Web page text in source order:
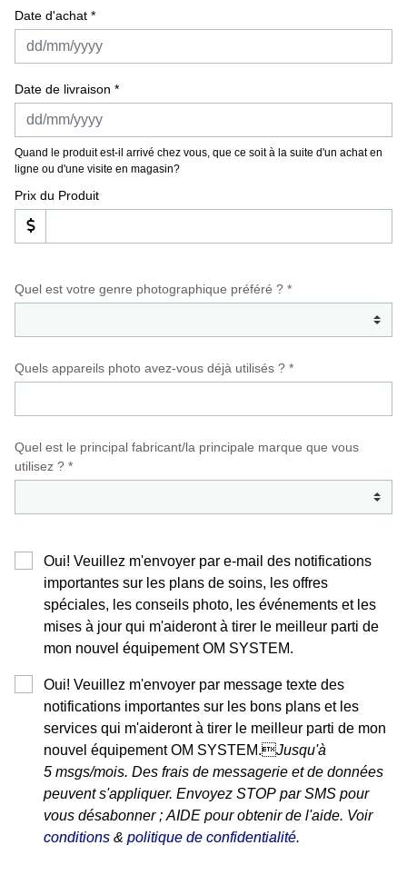
Date d'achat *
Date de livraison *
Quand le produit est-il arrivé chez vous, que ce soit à la suite d'un achat en
ligne ou d'une visite en magasin?
Prix du Produit
Quel est votre genre photographique préféré ? *
Quels appareils photo avez-vous déjà utilisés ? *
Quel est le principal fabricant/la principale marque que vous
utilisez ? *
Oui! Veuillez m'envoyer par e-mail des notifications
importantes sur les plans de soins, les offres
spéciales, les conseils photo, les événements et les
mises à jour qui m'aideront à tirer le meilleur parti de
mon nouvel équipement OM SYSTEM.
Oui! Veuillez m'envoyer par message texte des
notifications importantes sur les bons plans et les
services qui m'aideront à tirer le meilleur parti de mon
nouvel équipement OM SYSTEM.Jusqu'à
5 msgs/mois. Des frais de messagerie et de données
peuvent s'appliquer. Envoyez STOP par SMS pour
vous désabonner ; AIDE pour obtenir de l'aide. Voir
conditions(opens in a new tab)
& politique de confidentialité(opens in a new
.